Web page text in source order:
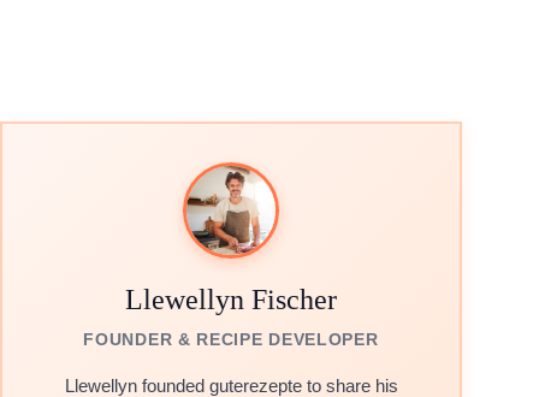
Llewellyn Fischer
FOUNDER & RECIPE DEVELOPER
Llewellyn founded guterezepte to share his